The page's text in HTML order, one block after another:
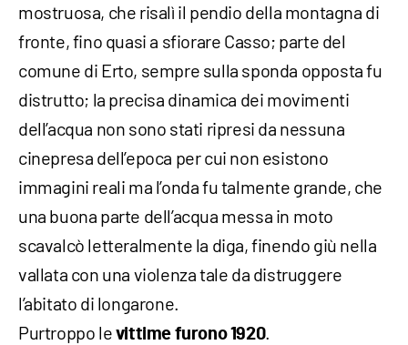
mostruosa, che risalì il pendio della montagna di
fronte, fino quasi a sfiorare Casso; parte del
comune di Erto, sempre sulla sponda opposta fu
distrutto; la precisa dinamica dei movimenti
dell’acqua non sono stati ripresi da nessuna
cinepresa dell’epoca per cui non esistono
immagini reali ma l’onda fu talmente grande, che
una buona parte dell’acqua messa in moto
scavalcò letteralmente la diga, finendo giù nella
vallata con una violenza tale da distruggere
l’abitato di longarone.
Purtroppo le vittime furono 1920.